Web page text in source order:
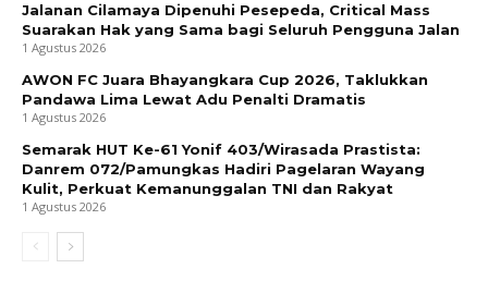
Jalanan Cilamaya Dipenuhi Pesepeda, Critical Mass
Suarakan Hak yang Sama bagi Seluruh Pengguna Jalan
1 Agustus 2026
AWON FC Juara Bhayangkara Cup 2026, Taklukkan
Pandawa Lima Lewat Adu Penalti Dramatis
1 Agustus 2026
Semarak HUT Ke-61 Yonif 403/Wirasada Prastista:
Danrem 072/Pamungkas Hadiri Pagelaran Wayang
Kulit, Perkuat Kemanunggalan TNI dan Rakyat
1 Agustus 2026